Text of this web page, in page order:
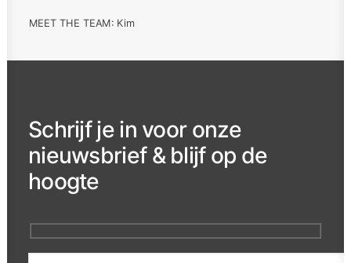
MEET THE TEAM: Kim
Schrijf je in voor onze
nieuwsbrief & blijf op de
hoogte